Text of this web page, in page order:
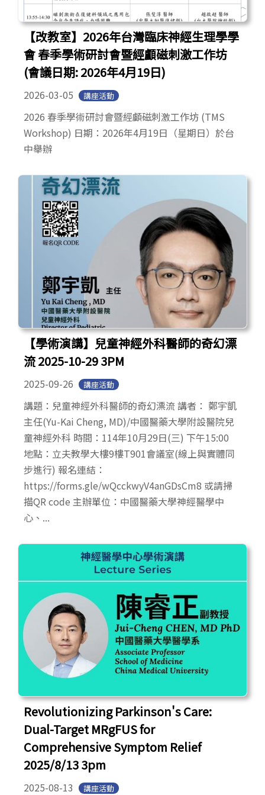
【改教室】2026年台灣臨床神經生理學學
會 春季學術研討會暨經顱磁刺激工作坊
(會議日期: 2026年4月19日)
2026-03-05 講座活動
2026 春季學術研討會暨經顱磁刺激工作坊 (TMS
Workshop) 日期：2026年4月19日（星期日）於台
中舉辦
【學術演講】兒童神經外科醫師的奇幻漂
流 2025-10-29 3PM
2025-09-26 講座活動
講題：兒童神經外科醫師的奇幻漂流 講者： 鄭宇凱
主任(Yu-Kai Cheng, MD)/中國醫藥大學附設醫院兒
童神經外科 時間：114年10月29日(三) 下午15:00
地點：立夫教學大樓9樓T901會議室(線上與實體同
步進行) 報名連結：
https://forms.gle/wQcckwyV4anGDsCm8 或請掃
描QR code 主辦單位：中國醫藥大學神經醫學中
心、...
Revolutionizing Parkinson's Care:
Dual-Target MRgFUS for
Comprehensive Symptom Relief
2025/8/13 3pm
2025-08-13 講座活動